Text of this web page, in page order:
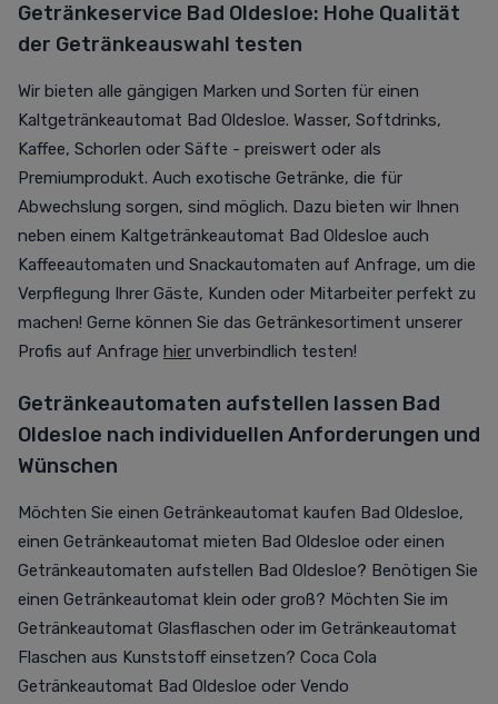
Getränkeservice Bad Oldesloe: Hohe Qualität
der Getränkeauswahl testen
Wir bieten alle gängigen Marken und Sorten für einen
Kaltgetränkeautomat Bad Oldesloe. Wasser, Softdrinks,
Kaffee, Schorlen oder Säfte - preiswert oder als
Premiumprodukt. Auch exotische Getränke, die für
Abwechslung sorgen, sind möglich. Dazu bieten wir Ihnen
neben einem Kaltgetränkeautomat Bad Oldesloe auch
Kaffeeautomaten und Snackautomaten auf Anfrage, um die
Verpflegung Ihrer Gäste, Kunden oder Mitarbeiter perfekt zu
machen! Gerne können Sie das Getränkesortiment unserer
Profis auf Anfrage hier unverbindlich testen!
Getränkeautomaten aufstellen lassen Bad
Oldesloe nach individuellen Anforderungen und
Wünschen
Möchten Sie einen Getränkeautomat kaufen Bad Oldesloe,
einen Getränkeautomat mieten Bad Oldesloe oder einen
Getränkeautomaten aufstellen Bad Oldesloe? Benötigen Sie
einen Getränkeautomat klein oder groß? Möchten Sie im
Getränkeautomat Glasflaschen oder im Getränkeautomat
Flaschen aus Kunststoff einsetzen? Coca Cola
Getränkeautomat Bad Oldesloe oder Vendo